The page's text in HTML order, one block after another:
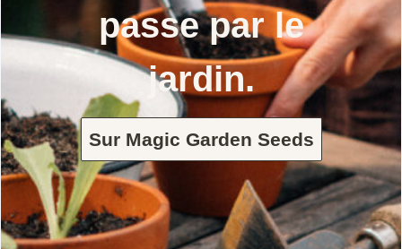
passe par le
jardin.
Sur Magic Garden Seeds